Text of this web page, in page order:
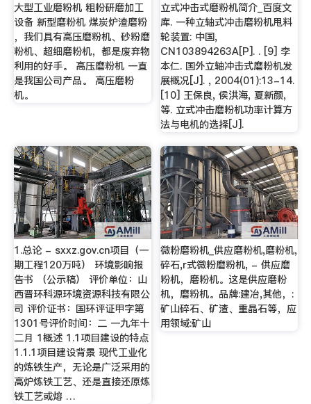
大型工业磨粉机 粗粉研磨加工
设备 新型磨粉机 煤炭炉渣磨粉
，我们具有高压磨粉机、砂粉磨
粉机、超细磨粉机，都是废弃物
利用的好手。 高压磨粉机 一直
是我国公司产品。 高压磨粉
机。
立式冲击式磨粉机简介_百度文
库. 一种立轴式冲击磨粉机甩料
轮装置: 中国,
CN103894263A[P]. . [9] 李
本仁. 国外立轴冲击式磨粉机发
展概况[J]. , 2004(01):13-14.
[10] 王保良, 侯洪海, 夏新颜,
等. 立式冲击磨粉机功率计算方
法与电机的选择[J].
1.总论 - sxxz.gov.cn项目（一
期工程120万吨） 环境影响报
告书 （公示稿） 评价单位：山
西晋环科源环境资源科技有限公
司 评价证书：国环评证甲字第
1301号评价时间：二 一九年十
二月 1概述 1.1项目建设的特点
1.1.1项目建设背景 现代工业化
的炼铁生产，无论是广泛采用的
高炉炼铁工艺、还是直接还原炼
铁工艺或熔 …
微粉磨粉机_供应磨粉机,磨粉机,
碎石,r式微粉磨粉机, - 供应磨
粉机，磨粉机。这是供应磨粉
机，磨粉机。品牌:建冶,其他，:
矿山碎石、矿渣、重晶石等，应
用领域:矿山